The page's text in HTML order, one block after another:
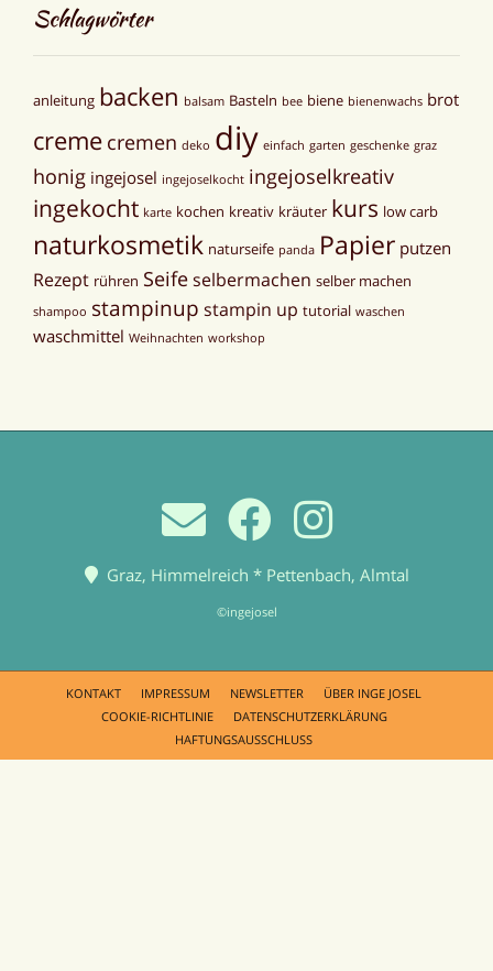
Schlagwörter
anleitung backen balsam Basteln bee biene bienenwachs brot
creme cremen deko diy einfach garten geschenke graz
honig ingejosel ingejoselkocht ingejoselkreativ
ingekocht karte kochen kreativ kräuter kurs low carb
naturkosmetik naturseife panda Papier putzen
Rezept rühren Seifeselbermachen selber machen
shampoo stampinup stampin up tutorial waschen
waschmittel Weihnachten workshop
Graz, Himmelreich * Pettenbach, Almtal
©ingejosel
KONTAKT IMPRESSUM NEWSLETTER
ÜBER INGE JOSEL
COOKIE-RICHTLINIE
DATENSCHUTZERKLÄRUNG
HAFTUNGSAUSSCHLUSS